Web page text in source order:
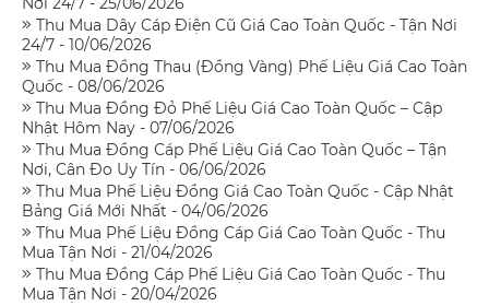
Thu Mua Dây Cáp Điện Cũ Giá Cao Toàn Quốc - Tận Nơi
24/7 - 10/06/2026
Thu Mua Đồng Thau (Đồng Vàng) Phế Liệu Giá Cao Toàn
Quốc - 08/06/2026
Thu Mua Đồng Đỏ Phế Liệu Giá Cao Toàn Quốc – Cập
Nhật Hôm Nay - 07/06/2026
Thu Mua Đồng Cáp Phế Liệu Giá Cao Toàn Quốc – Tận
Nơi, Cân Đo Uy Tín - 06/06/2026
Thu Mua Phế Liệu Đồng Giá Cao Toàn Quốc - Cập Nhật
Bảng Giá Mới Nhất - 04/06/2026
Thu Mua Phế Liệu Đồng Cáp Giá Cao Toàn Quốc - Thu
Mua Tận Nơi - 21/04/2026
Thu Mua Đồng Cáp Phế Liệu Giá Cao Toàn Quốc - Thu
Mua Tận Nơi - 20/04/2026